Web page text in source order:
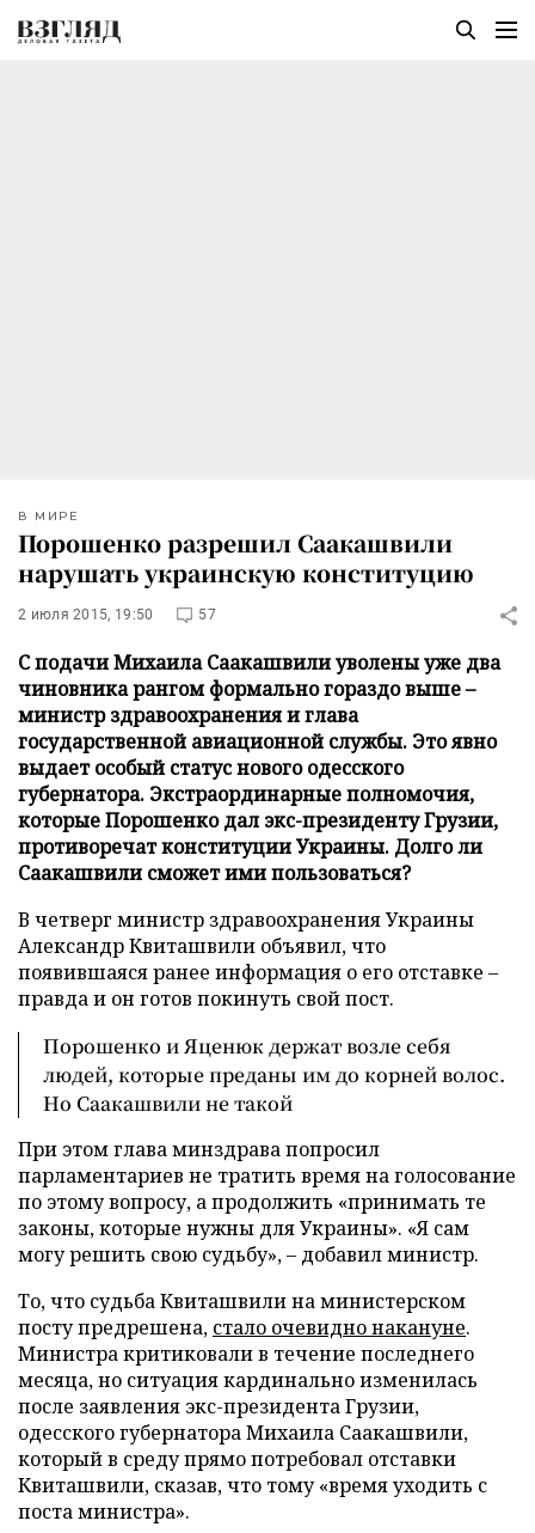
В МИРЕ
Порошенко разрешил Саакашвили
нарушать украинскую конституцию
2 июля 2015, 19:50 57
С подачи Михаила Саакашвили уволены уже два
чиновника рангом формально гораздо выше –
министр здравоохранения и глава
государственной авиационной службы. Это явно
выдает особый статус нового одесского
губернатора. Экстраординарные полномочия,
которые Порошенко дал экс-президенту Грузии,
противоречат конституции Украины. Долго ли
Саакашвили сможет ими пользоваться?
В четверг министр здравоохранения Украины
Александр Квиташвили объявил, что
появившаяся ранее информация о его отставке –
правда и он готов покинуть свой пост.
Порошенко и Яценюк держат возле себя
людей, которые преданы им до корней волос.
Но Саакашвили не такой
При этом глава минздрава попросил
парламентариев не тратить время на голосование
по этому вопросу, а продолжить «принимать те
законы, которые нужны для Украины». «Я сам
могу решить свою судьбу», – добавил министр.
То, что судьба Квиташвили на министерском
посту предрешена, стало очевидно накануне.
Министра критиковали в течение последнего
месяца, но ситуация кардинально изменилась
после заявления экс-президента Грузии,
одесского губернатора Михаила Саакашвили,
который в среду прямо потребовал отставки
Квиташвили, сказав, что тому «время уходить с
поста министра».